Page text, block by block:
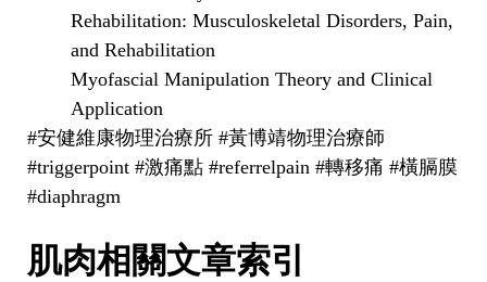
Rehabilitation: Musculoskeletal Disorders, Pain,
and Rehabilitation
Myofascial Manipulation Theory and Clinical
Application
#安健維康物理治療所 #黃博靖物理治療師
#triggerpoint #激痛點 #referrelpain #轉移痛 #橫膈膜
#diaphragm
肌肉相關文章索引